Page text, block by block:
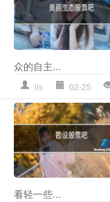
众的自主...
lls 02-25
看轻一些...